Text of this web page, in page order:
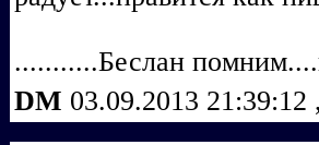
...........Беслан
DM 03.09.2013 21:39:12